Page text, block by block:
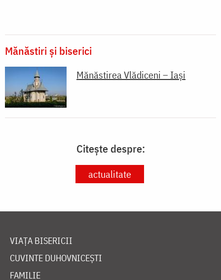
Mănăstiri și biserici
Mănăstirea Vlădiceni – Iaşi
Citește despre:
actualitate
VIAȚA BISERICII
CUVINTE DUHOVNICEȘTI
FAMILIE